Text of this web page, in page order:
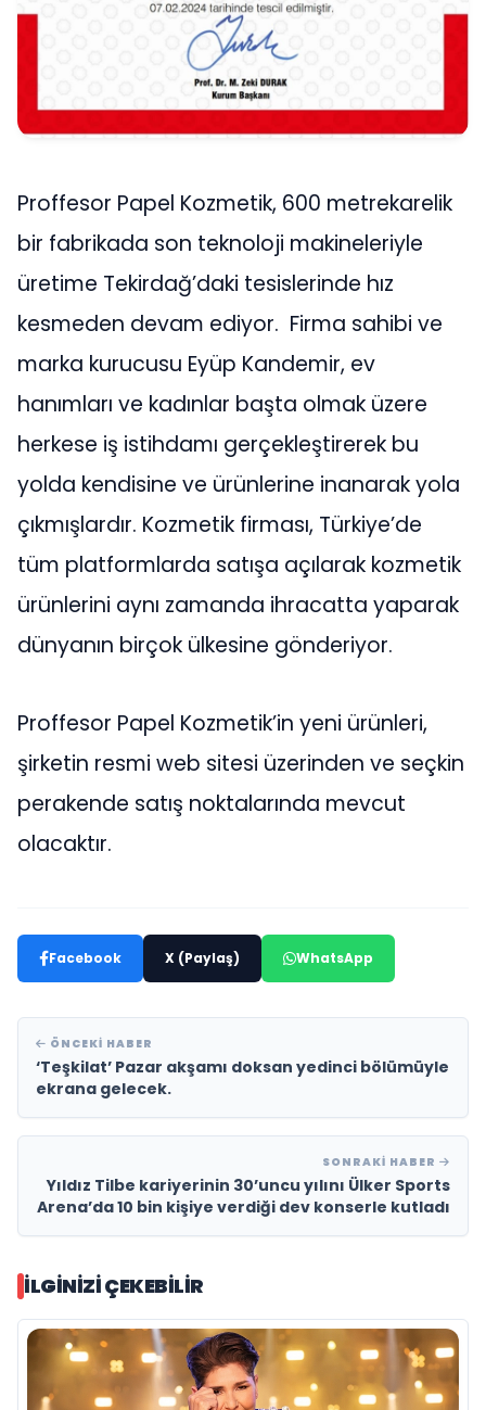
Proffesor Papel Kozmetik, 600 metrekarelik
bir fabrikada son teknoloji makineleriyle
üretime Tekirdağ’daki tesislerinde hız
kesmeden devam ediyor. Firma sahibi ve
marka kurucusu Eyüp Kandemir, ev
hanımları ve kadınlar başta olmak üzere
herkese iş istihdamı gerçekleştirerek bu
yolda kendisine ve ürünlerine inanarak yola
çıkmışlardır. Kozmetik firması, Türkiye’de
tüm platformlarda satışa açılarak kozmetik
ürünlerini aynı zamanda ihracatta yaparak
dünyanın birçok ülkesine gönderiyor.
Proffesor Papel Kozmetik’in yeni ürünleri,
şirketin resmi web sitesi üzerinden ve seçkin
perakende satış noktalarında mevcut
olacaktır.
Facebook X (Paylaş) WhatsApp
ÖNCEKI HABER
‘Teşkilat’ Pazar akşamı doksan yedinci bölümüyle
ekrana gelecek.
SONRAKI HABER
Yıldız Tilbe kariyerinin 30’uncu yılını Ülker Sports
Arena’da 10 bin kişiye verdiği dev konserle kutladı
İLGINIZI ÇEKEBILIR